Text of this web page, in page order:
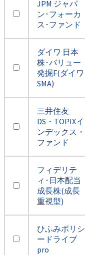
JPM ジャパ
ン･フォーカ
ス･ファンド
ダイワ 日本
株･バリュー
発掘F(ダイワ
SMA)
三井住友
DS・TOPIXイ
ンデックス・
ファンド
フィデリテ
ィ･日本配当
成長株(成長
重視型)
ひふみポリシ
ードライブ
pro